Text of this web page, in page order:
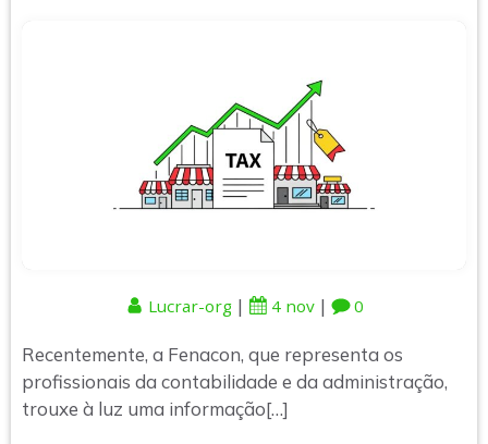
Lucrar-org | 4 nov | 0
Recentemente, a Fenacon, que representa os
profissionais da contabilidade e da administração,
trouxe à luz uma informação[…]